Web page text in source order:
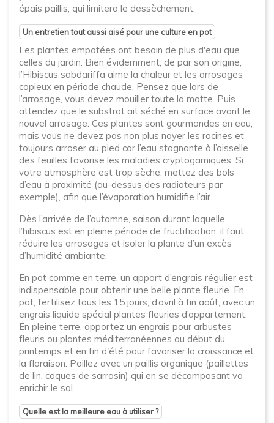
épais paillis, qui limitera le dessèchement.
Un entretien tout aussi aisé pour une culture en pot
Les plantes empotées ont besoin de plus d'eau que
celles du jardin. Bien évidemment, de par son origine,
l’Hibiscus sabdariffa aime la chaleur et les arrosages
copieux en période chaude. Pensez que lors de
l’arrosage, vous devez mouiller toute la motte. Puis
attendez que le substrat ait séché en surface avant le
nouvel arrosage. Ces plantes sont gourmandes en eau,
mais vous ne devez pas non plus noyer les racines et
toujours arroser au pied car l’eau stagnante à l’aisselle
des feuilles favorise les maladies cryptogamiques. Si
votre atmosphère est trop sèche, mettez des bols
d’eau à proximité (au-dessus des radiateurs par
exemple), afin que l’évaporation humidifie l’air.
Dès l’arrivée de l’automne, saison durant laquelle
l’hibiscus est en pleine période de fructification, il faut
réduire les arrosages et isoler la plante d’un excès
d’humidité ambiante.
En pot comme en terre, un apport d’engrais régulier est
indispensable pour obtenir une belle plante fleurie. En
pot, fertilisez tous les 15 jours, d’avril à fin août, avec un
engrais liquide spécial plantes fleuries d’appartement.
En pleine terre, apportez un engrais pour arbustes
fleuris ou plantes méditerranéennes au début du
printemps et en fin d'été pour favoriser la croissance et
la floraison. Paillez avec un paillis organique (paillettes
de lin, coques de sarrasin) qui en se décomposant va
enrichir le sol.
Quelle est la meilleure eau à utiliser ?